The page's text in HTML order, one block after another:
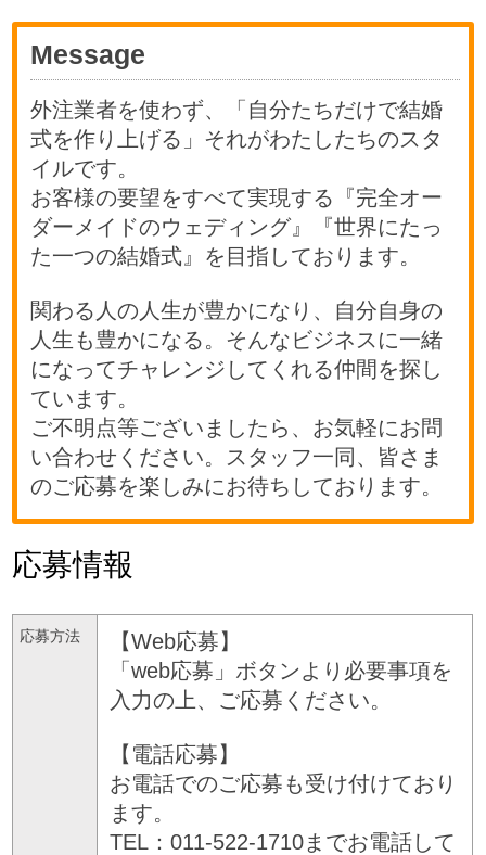
Message
外注業者を使わず、「自分たちだけで結婚
式を作り上げる」それがわたしたちのスタ
イルです。
お客様の要望をすべて実現する『完全オー
ダーメイドのウェディング』『世界にたっ
た一つの結婚式』を目指しております。
関わる人の人生が豊かになり、自分自身の
人生も豊かになる。そんなビジネスに一緒
になってチャレンジしてくれる仲間を探し
ています。
ご不明点等ございましたら、お気軽にお問
い合わせください。スタッフ一同、皆さま
のご応募を楽しみにお待ちしております。
応募情報
応募方法
【Web応募】
「web応募」ボタンより必要事項を
入力の上、ご応募ください。
【電話応募】
お電話でのご応募も受け付けており
ます。
TEL：011-522-1710までお電話して